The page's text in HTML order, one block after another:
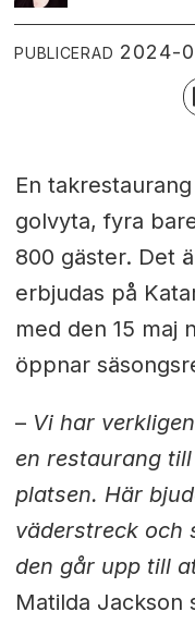
PUBLICERAD 2024-
En
golvyta, fyra
800 gäster. Det
erbjudas på
med den 15 maj
öppnar
– Vi har
en restaurang
platsen. Här
väderstreck och
den går upp till
Matilda Jackson